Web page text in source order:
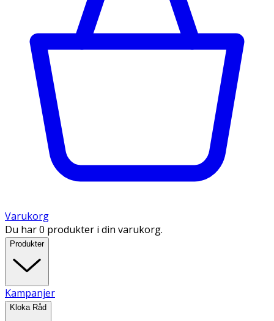
Varukorg
Du har 0 produkter i din varukorg.
Produkter
Kampanjer
Kloka Råd